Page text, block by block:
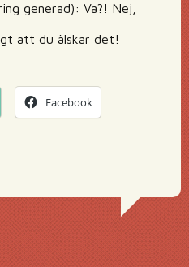
generad): Va?! Nej,
att du älskar det!
Facebook